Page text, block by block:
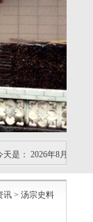
是： 2026年8月7日星期五
讯 > 汤宗史料